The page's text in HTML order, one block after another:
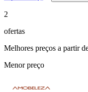
2
ofertas
Melhores preços a partir
Menor preço